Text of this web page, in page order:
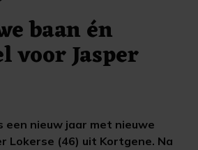
baan én
voor Jasper
een nieuw jaar met nieuwe
Lokerse (46) uit Kortgene. Na